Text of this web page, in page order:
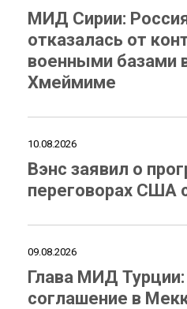
МИД Сирии:
отказалась от
военными базами
Хмеймиме
10.08.2026
Вэнс заявил о
переговорах США
09.08.2026
Глава МИД Турции:
соглашение в